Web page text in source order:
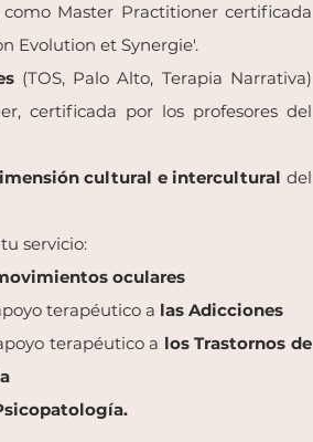
como Master Practitioner certificada
Evolution et Synergie'.
(TOS, Palo Alto, Terapia Narrativa)
certificada por los profesores del
cultural e intercultural del
servicio:
oculares
terapéutico a las Adicciones
terapéutico a los Trastornos de